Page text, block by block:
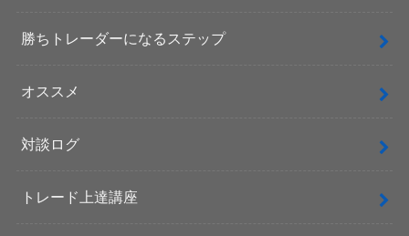
勝ちトレーダーになるステップ
オススメ
対談ログ
トレード上達講座